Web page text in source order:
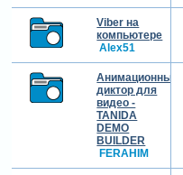
Viber на
компьютере
Alex51
Анимационный
диктор для
видео -
TANIDA
DEMO
BUILDER
FERAHIM